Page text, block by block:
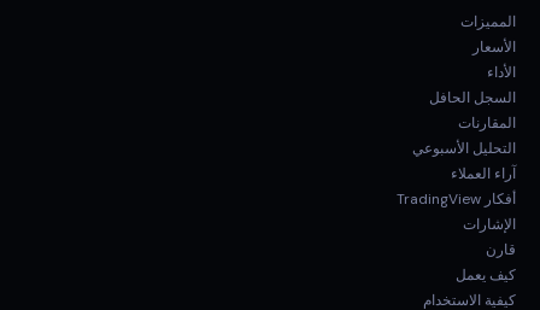
المميزات
الأسعار
الأداء
السجل الحافل
المقارنات
التحليل الأسبوعي
آراء العملاء
أفكار TradingView
الإشارات
قارن
كيف يعمل
كيفية الاستخدام